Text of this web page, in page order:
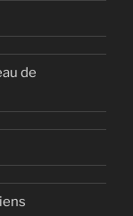
de